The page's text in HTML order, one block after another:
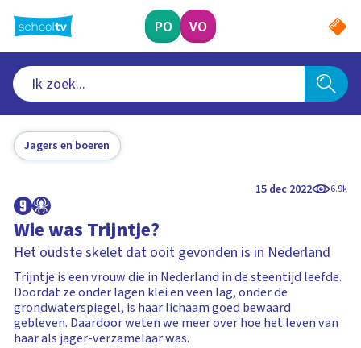
naar
hoofdinhoud
PO VO
Jagers en boeren
15 dec 2022 6.9k
Wie was Trijntje?
Het oudste skelet dat ooit gevonden is in Nederland
Trijntje is een vrouw die in Nederland in de steentijd leefde.
Doordat ze onder lagen klei en veen lag, onder de
grondwaterspiegel, is haar lichaam goed bewaard
gebleven. Daardoor weten we meer over hoe het leven van
haar als jager-verzamelaar was.